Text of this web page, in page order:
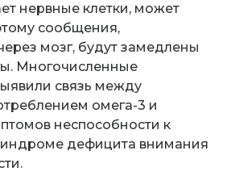
нервные клетки, может
сообщения,
мозг, будут замедлены
Многочисленные
связь между
омега-3 и
неспособности к
дефицита внимания